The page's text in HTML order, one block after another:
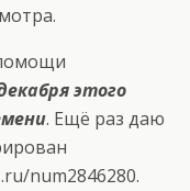
этого
. Ещё раз даю
num2846280.